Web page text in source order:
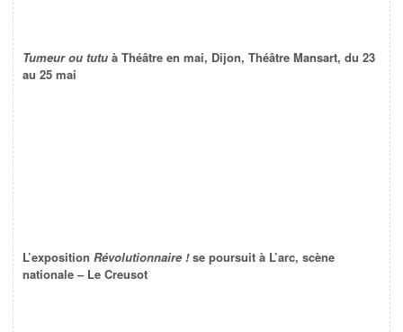
Tumeur ou tutu à Théâtre en mai, Dijon, Théâtre Mansart, du 23
au 25 mai
L’exposition Révolutionnaire !se poursuit à L’arc, scène
nationale – Le Creusot